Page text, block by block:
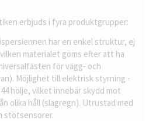
erbjuds i fyra produktgrupper:
har en enkel struktur, ej
materialet göms efter att ha
för vägg- och
Möjlighet till elektrisk styrning -
hölje, vilket innebär skydd mot
olika håll (slagregn). Utrustad med
stötsensorer.